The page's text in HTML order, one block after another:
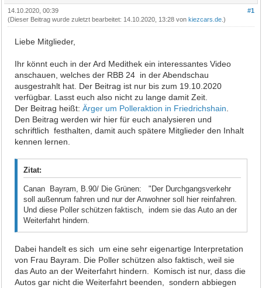
#1
14.10.2020, 00:39
(Dieser Beitrag wurde zuletzt bearbeitet: 14.10.2020, 13:28 vonkiezcars.de .)
Liebe Mitglieder,
Ihr könnt euch in der Ard Medithek ein interessantes Video
anschauen, welches der RBB 24 in der Abendschau
ausgestrahlt hat. Der Beitrag ist nur bis zum 19.10.2020
verfügbar. Lasst euch also nicht zu lange damit Zeit.
Der Beitrag heißt:Ärger um Polleraktion in Friedrichshain
Den Beitrag werden wir hier für euch analysieren und
schriftlich festhalten, damit auch spätere Mitglieder den Inhalt
kennen lernen.
Zitat:
Canan Bayram, B.90/ Die Grünen: "Der Durchgangsverkehr
soll außenrum fahren und nur der Anwohner soll hier reinfahren.
Und diese Poller schützen faktisch, indem sie das Auto an der
Weiterfahrt hindern.
Dabei handelt es sich um eine sehr eigenartige Interpretation
von Frau Bayram. Die Poller schützen also faktisch, weil sie
das Auto an der Weiterfahrt hindern. Komisch ist nur, dass die
Autos gar nicht die Weiterfahrt beenden, sondern abbiegen